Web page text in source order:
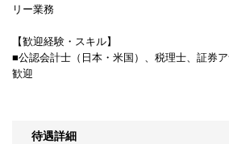
リー業務
【歓迎経験・スキル】
■公認会計士（日本・米国）、税理士、証券
歓迎
待遇詳細